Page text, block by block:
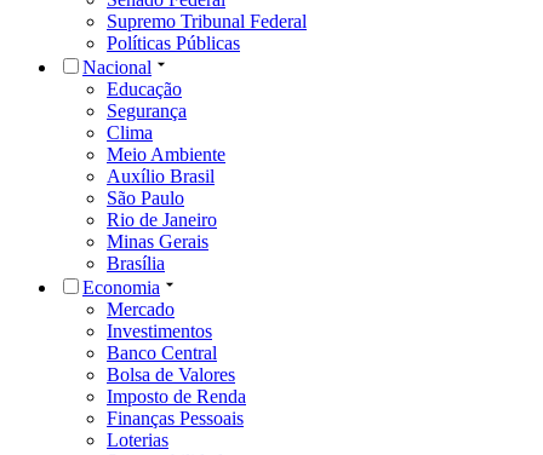
Supremo Tribunal Federal
Políticas Públicas
Nacional
Educação
Segurança
Clima
Meio Ambiente
Auxílio Brasil
São Paulo
Rio de Janeiro
Minas Gerais
Brasília
Economia
Mercado
Investimentos
Banco Central
Bolsa de Valores
Imposto de Renda
Finanças Pessoais
Loterias